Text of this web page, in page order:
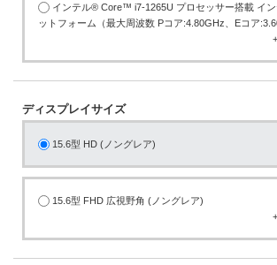
インテル® Core™ i7-1265U プロセッサー搭載 イ
ットフォーム（最大周波数 Pコア:4.80GHz、Eコア
ディスプレイサイズ
15.6型 HD (ノングレア)
15.6型 FHD 広視野角 (ノングレア)